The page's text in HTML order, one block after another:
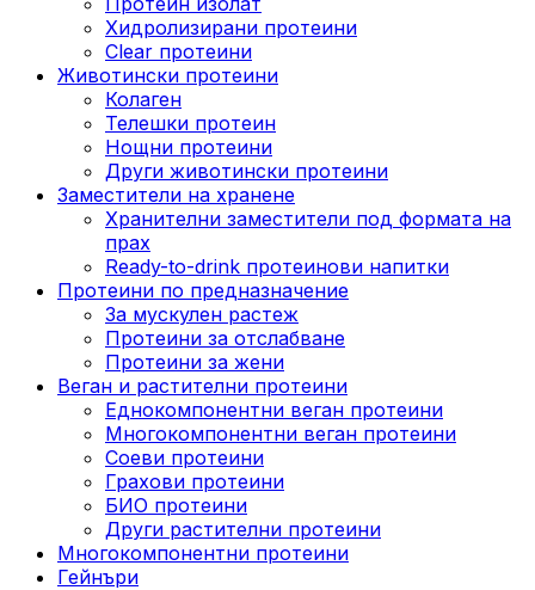
Хидролизирани протеини
Clear протеини
Животински протеини
Колаген
Телешки протеин
Нощни протеини
Други животински протеини
Заместители на хранене
Хранителни заместители под формата на
прах
Ready-to-drink протеинови напитки
Протеини по предназначение
За мускулен растеж
Протеини за отслабване
Протеини за жени
Веган и растителни протеини
Еднокомпонентни веган протеини
Многокомпонентни веган протеини
Соеви протеини
Грахови протеини
БИО протеини
Други растителни протеини
Многокомпонентни протеини
Гейнъри